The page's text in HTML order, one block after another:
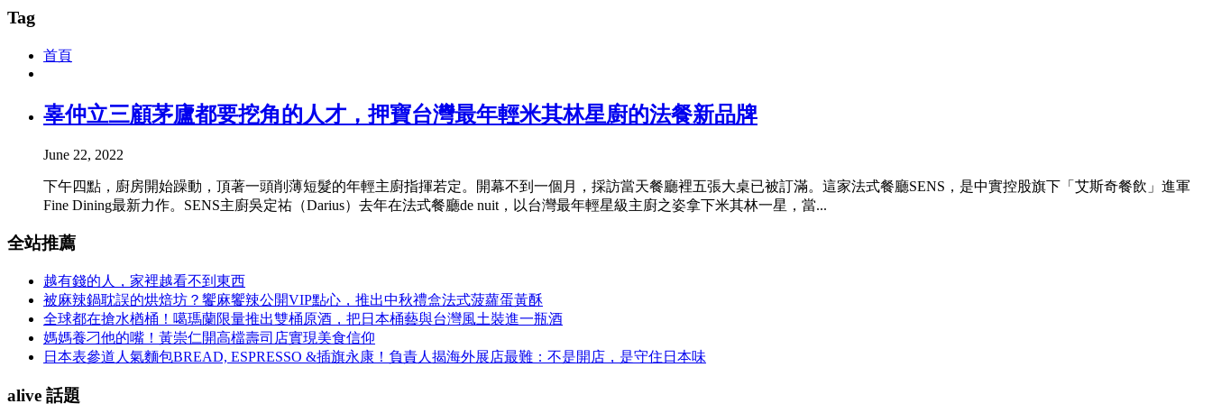
Tag
首頁
辜仲立三顧茅廬都要挖角的人才，押寶台灣最年輕米其林星廚的法餐新品牌
June 22, 2022
下午四點，廚房開始躁動，頂著一頭削薄短髮的年輕主廚指揮若定。開幕不到一個月，採訪當天餐廳裡五張大桌已被訂滿。這家法式餐廳SENS，是中實控股旗下「艾斯奇餐飲」進軍
Fine Dining最新力作。SENS主廚吳定祐（Darius）去年在法式餐廳de nuit，以台灣最年輕星級主廚之姿拿下米其林一星，當...
全站推薦
越有錢的人，家裡越看不到東西
被麻辣鍋耽誤的烘焙坊？饗麻饗辣公開VIP點心，推出中秋禮盒法式菠蘿蛋黃酥
全球都在搶水楢桶！噶瑪蘭限量推出雙桶原酒，把日本桶藝與台灣風土裝進一瓶酒
媽媽養刁他的嘴！黃崇仁開高檔壽司店實現美食信仰
日本表參道人氣麵包BREAD, ESPRESSO &插旗永康！負責人揭海外展店最難：不是開店，是守住日本味
alive 話題